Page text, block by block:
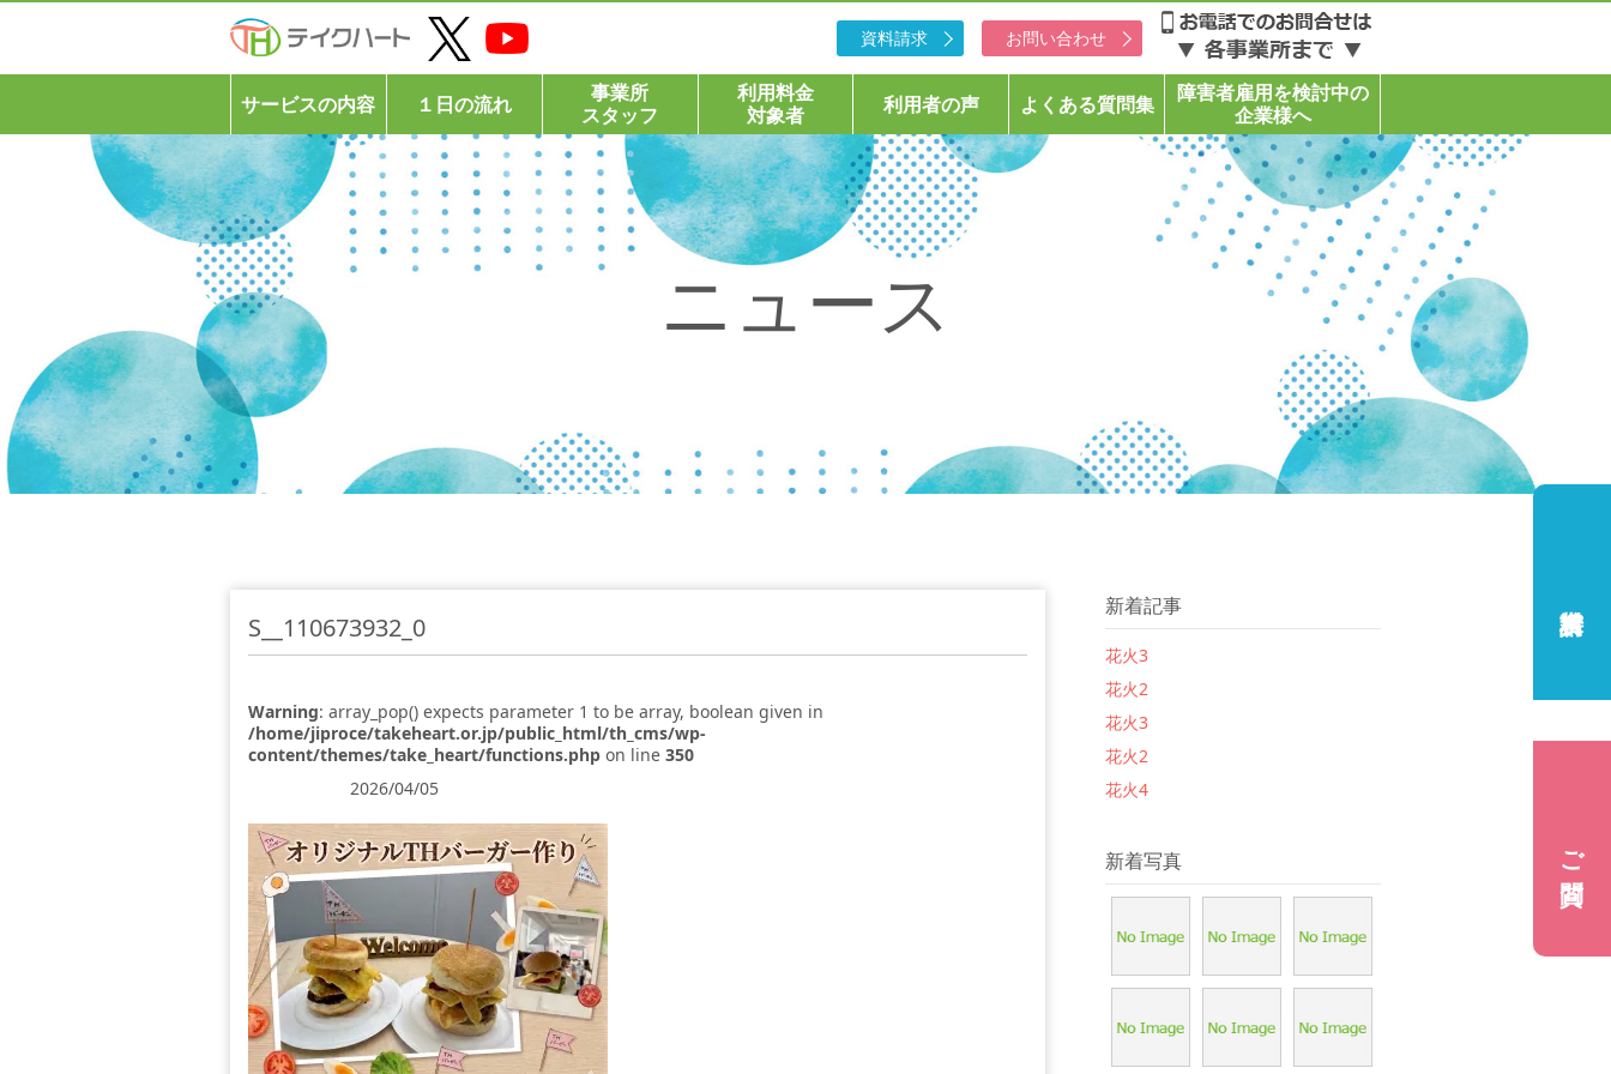
資料請求 お問い合わせ
サービスの内容 １日の流れ
事業所
スタッフ
利用料金
対象者
利用者の声 よくある質問集
障害者雇用を検討中の
企業様へ
ニュース
S__110673932_0
Warning: array_pop() expects parameter 1 to be array, boolean given in
/home/jiproce/takeheart.or.jp/public_html/th_cms/wp-
content/themes/take_heart/functions.php on line 350
2026/04/05
新着記事
花火3
花火2
花火3
花火2
花火4
新着写真 ご質問